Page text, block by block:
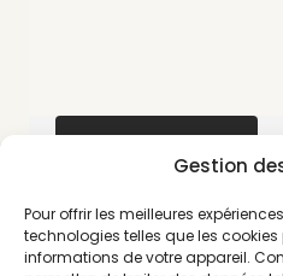
Gestion
Pour offrir les meilleures
technologies telles que les
informations de votre appareil.
MODE PREMIUM STRATÉGIE